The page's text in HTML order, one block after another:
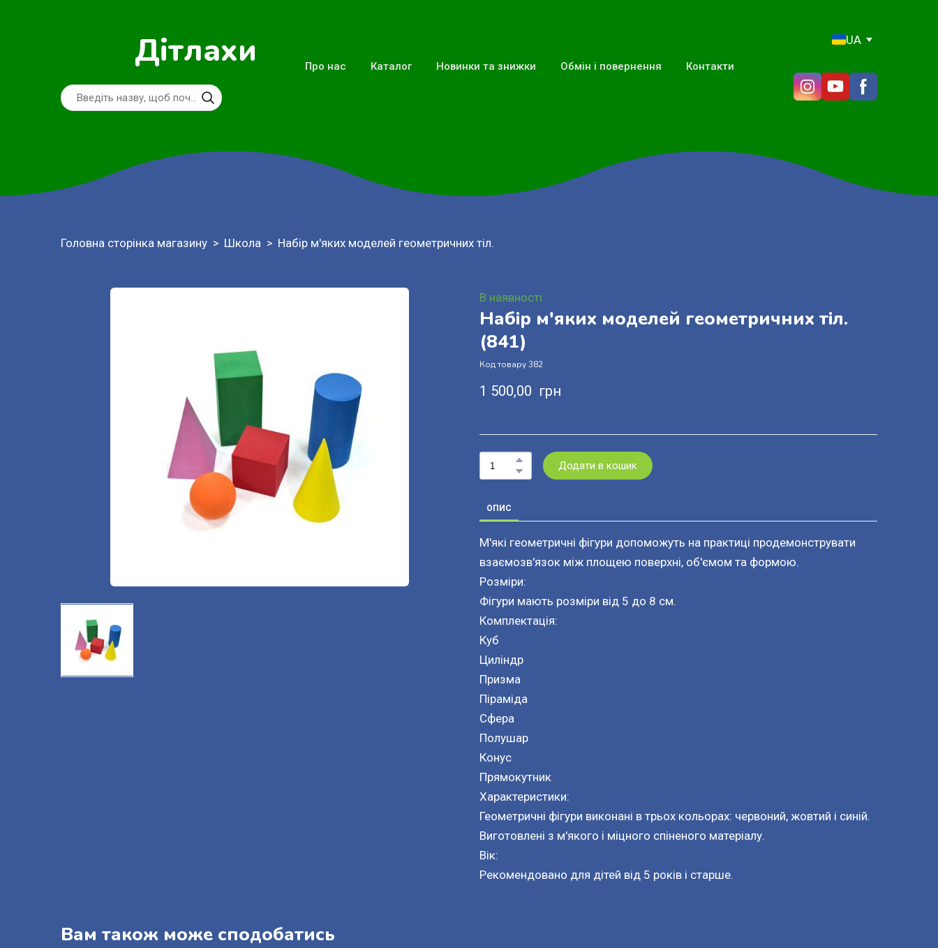
Дітлахи Про нас Каталог Новинки та знижки Обмін і повернення Контакти
UA
Головна сторінка магазину Школа Набір м'яких моделей геометричних тіл.
В наявності
Набір м'яких моделей геометричних тіл.
(841)
Код товару 382
1 500,00  грн
Додати в кошик
ОПИС
М'які геометричні фігури допоможуть на практиці продемонструвати
взаємозв'язок між площею поверхні, об'ємом та формою.
Розміри:
Фігури мають розміри від 5 до 8 см.
Комплектація:
Куб
Циліндр
Призма
Піраміда
Сфера
Полушар
Конус
Прямокутник
Характеристики:
Геометричні фігури виконані в трьох кольорах: червоний, жовтий і синій.
Виготовлені з м'якого і міцного спіненого матеріалу.
Вік:
Рекомендовано для дітей від 5 років і старше.
Вам також може сподобатись